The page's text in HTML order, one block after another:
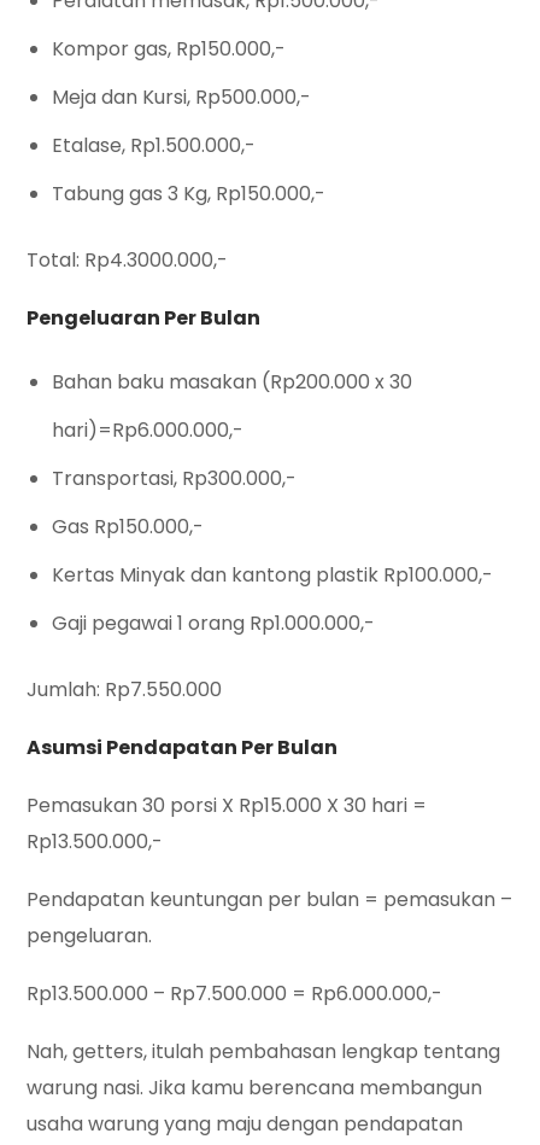
Kompor gas, Rp150.000,-
Meja dan Kursi, Rp500.000,-
Etalase, Rp1.500.000,-
Tabung gas 3 Kg, Rp150.000,-
Total: Rp4.3000.000,-
Pengeluaran Per Bulan
Bahan baku masakan (Rp200.000 x 30
hari)=Rp6.000.000,-
Transportasi, Rp300.000,-
Gas Rp150.000,-
Kertas Minyak dan kantong plastik Rp100.000,-
Gaji pegawai 1 orang Rp1.000.000,-
Jumlah: Rp7.550.000
Asumsi Pendapatan Per Bulan
Pemasukan 30 porsi X Rp15.000 X 30 hari =
Rp13.500.000,-
Pendapatan keuntungan per bulan = pemasukan –
pengeluaran.
Rp13.500.000 – Rp7.500.000 = Rp6.000.000,-
Nah, getters, itulah pembahasan lengkap tentang
warung nasi. Jika kamu berencana membangun
usaha warung yang maju dengan pendapatan